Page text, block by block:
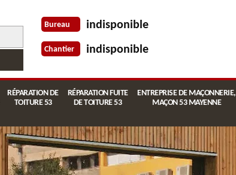
Bureau indisponible
Chantier indisponible
RÉPARATION DE
TOITURE 53
RÉPARATION FUITE
DE TOITURE 53
ENTREPRISE DE MAÇONNERIE,
MAÇON 53 MAYENNE